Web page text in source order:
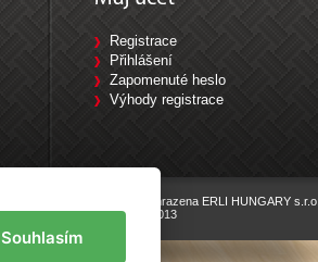
Registrace
Přihlášení
Zapomenuté heslo
Výhody registrace
Všechna práva vyhrazena ERLI HUNGARY s.r.o.
vyrobiloEline.cz , 2013
Souhlasím